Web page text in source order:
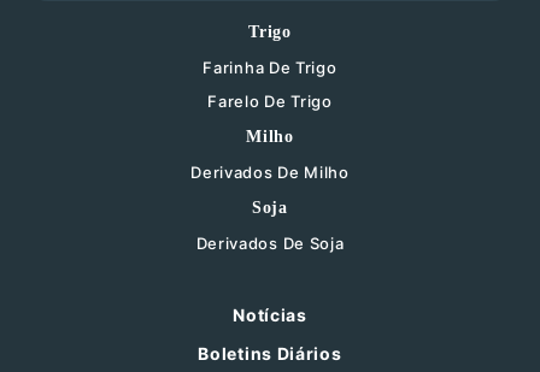
Trigo
Farinha De Trigo
Farelo De Trigo
Milho
Derivados De Milho
Soja
Derivados De Soja
Notícias
Boletins Diários